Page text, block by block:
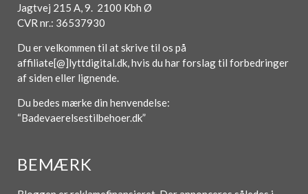
Jagtvej 215 A, 9. 2100 Kbh Ø
CVR nr.: 36537930
Du er velkommen til at skrive til os på
affiliate[@]lyttdigital.dk, hvis du har forslag til forbedringer
af siden eller lignende.
Du bedes mærke din henvendelse:
“Badevaerelsestilbehoer.dk”
BEMÆRK